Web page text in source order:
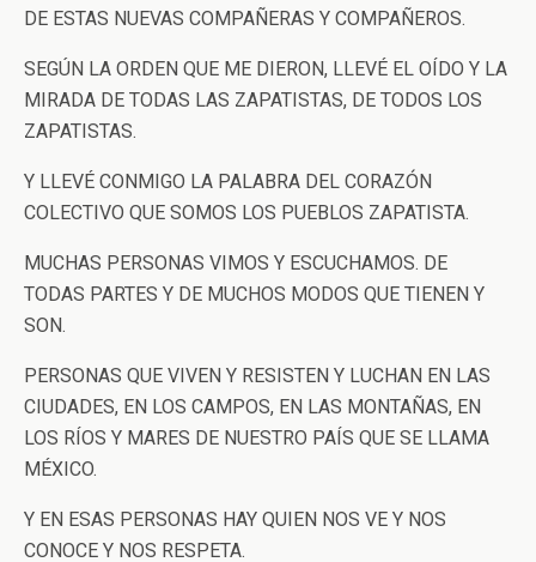
DE ESTAS NUEVAS COMPAÑERAS Y COMPAÑEROS.
SEGÚN LA ORDEN QUE ME DIERON, LLEVÉ EL OÍDO Y LA
MIRADA DE TODAS LAS ZAPATISTAS, DE TODOS LOS
ZAPATISTAS.
Y LLEVÉ CONMIGO LA PALABRA DEL CORAZÓN
COLECTIVO QUE SOMOS LOS PUEBLOS ZAPATISTA.
MUCHAS PERSONAS VIMOS Y ESCUCHAMOS. DE
TODAS PARTES Y DE MUCHOS MODOS QUE TIENEN Y
SON.
PERSONAS QUE VIVEN Y RESISTEN Y LUCHAN EN LAS
CIUDADES, EN LOS CAMPOS, EN LAS MONTAÑAS, EN
LOS RÍOS Y MARES DE NUESTRO PAÍS QUE SE LLAMA
MÉXICO.
Y EN ESAS PERSONAS HAY QUIEN NOS VE Y NOS
CONOCE Y NOS RESPETA.